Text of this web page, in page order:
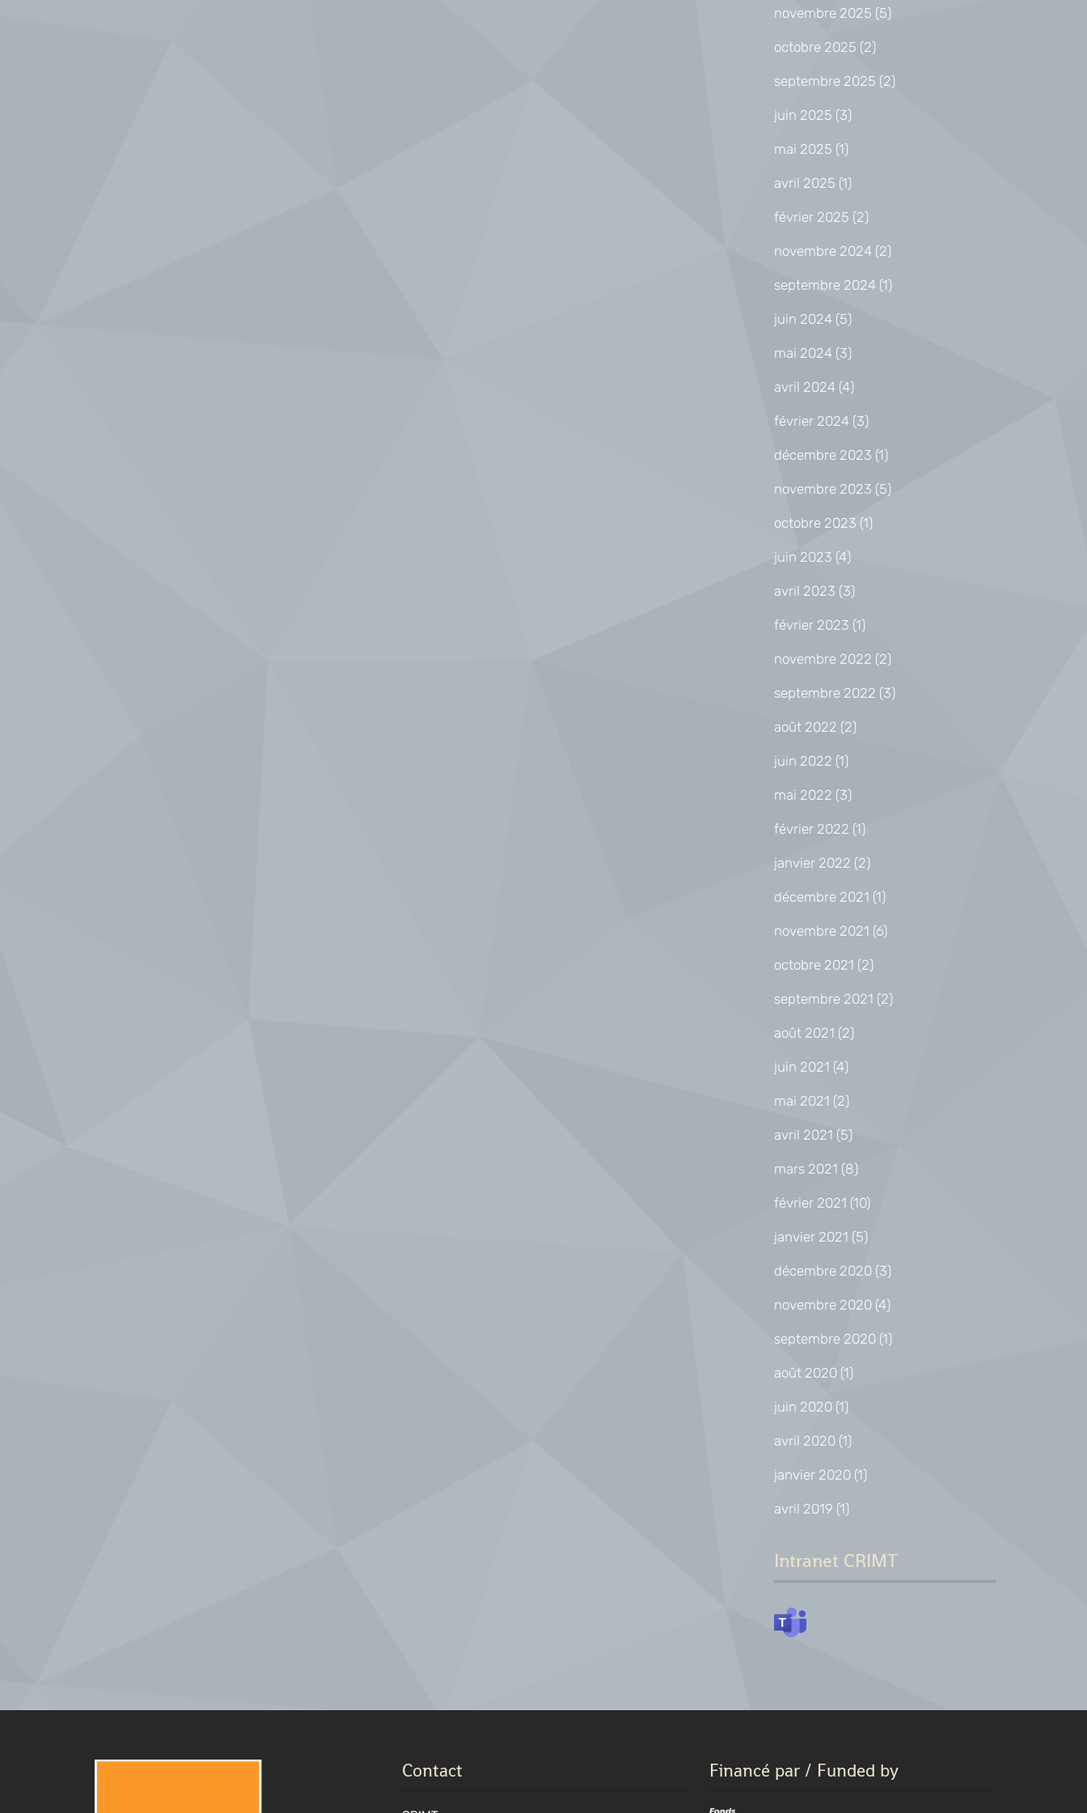
novembre 2025 (5)
octobre 2025 (2)
septembre 2025 (2)
juin 2025 (3)
mai 2025 (1)
avril 2025 (1)
février 2025 (2)
novembre 2024 (2)
septembre 2024 (1)
juin 2024 (5)
mai 2024 (3)
avril 2024 (4)
février 2024 (3)
décembre 2023 (1)
novembre 2023 (5)
octobre 2023 (1)
juin 2023 (4)
avril 2023 (3)
février 2023 (1)
novembre 2022 (2)
septembre 2022 (3)
août 2022 (2)
juin 2022 (1)
mai 2022 (3)
février 2022 (1)
janvier 2022 (2)
décembre 2021 (1)
novembre 2021 (6)
octobre 2021 (2)
septembre 2021 (2)
août 2021 (2)
juin 2021 (4)
mai 2021 (2)
avril 2021 (5)
mars 2021 (8)
février 2021 (10)
janvier 2021 (5)
décembre 2020 (3)
novembre 2020 (4)
septembre 2020 (1)
août 2020 (1)
juin 2020 (1)
avril 2020 (1)
janvier 2020 (1)
avril 2019 (1)
Intranet CRIMT
Contact Financé par / Funded by